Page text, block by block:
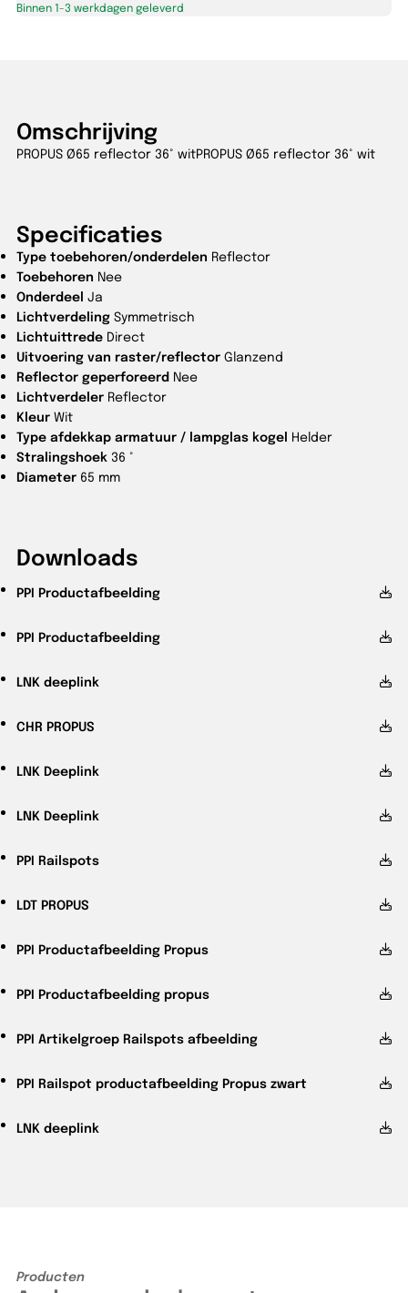
Binnen 1-3 werkdagen geleverd
Omschrijving
PROPUS Ø65 reflector 36° witPROPUS Ø65 reflector 36° wit
Specificaties
Type toebehoren/onderdelen Reflector
Toebehoren Nee
Onderdeel Ja
Lichtverdeling Symmetrisch
Lichtuittrede Direct
Uitvoering van raster/reflector Glanzend
Reflector geperforeerd Nee
Lichtverdeler Reflector
Kleur Wit
Type afdekkap armatuur / lampglas kogel Helder
Stralingshoek 36 °
Diameter 65 mm
Downloads
PPI Productafbeelding
PPI Productafbeelding
LNK deeplink
CHR PROPUS
LNK Deeplink
LNK Deeplink
PPI Railspots
LDT PROPUS
PPI Productafbeelding Propus
PPI Productafbeelding propus
PPI Artikelgroep Railspots afbeelding
PPI Railspot productafbeelding Propus zwart
LNK deeplink
Producten